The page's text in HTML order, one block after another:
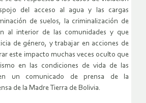
del acceso al agua y las cargas
de suelos, la criminalización de
al interior de las comunidades y que
de género, y trabajar en acciones de
este impacto muchas veces oculto que
en las condiciones de vida de las
un comunicado de prensa de la
de la Madre Tierra de Bolivia.